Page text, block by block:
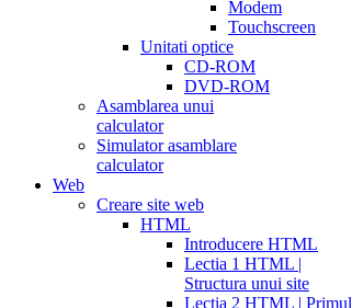
Modem
Touchscreen
Unitati optice
CD-ROM
DVD-ROM
Asamblarea unui
calculator
Simulator asamblare
calculator
Web
Creare site web
HTML
Introducere HTML
Lectia 1 HTML |
Structura unui site
Lectia 2 HTML | Primul